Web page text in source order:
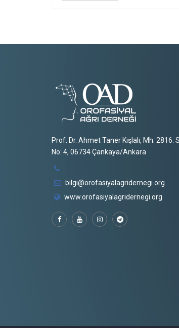
Prof. Dr. Ahmet Taner Kışlalı, Mh. 2816.
No: 4, 06734 Çankaya/Ankara
bilgi@orofasiyalagridernegi.org
www.orofasiyalagridernegi.org